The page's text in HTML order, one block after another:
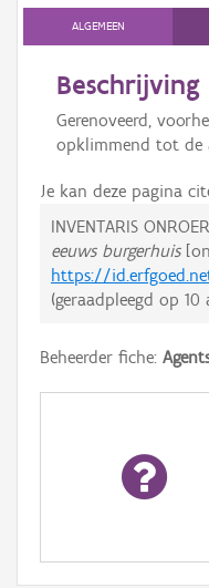
ALGEMEEN
Beschrijving
Gerenoveerd,
opklimmend tot de
Je kan deze pagina
INVENTARIS
eeuws burgerhuis
https://
(geraadpleegd op 10
Beheerder fiche: